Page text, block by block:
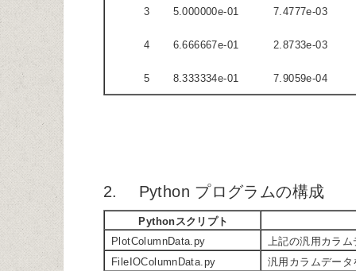
3 5.000000e-01 7.4777e-03
4 6.666667e-01 2.8733e-03
5 8.333334e-01 7.9059e-04
2. Python プログラムの構成
Pythonスクリプト
PlotColumnData.py
上記の汎用カラ
FileIOColumnData.py
汎用カラムデータ